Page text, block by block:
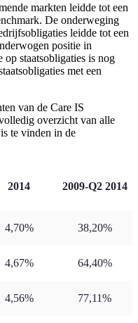
markten leidde tot een
De onderweging
leidde tot een
positie in
op staatsobligaties is nog
met een
van de Care IS
overzicht van alle
te vinden in de
2014 2009-Q2 2014
4,70% 38,20%
4,67% 64,40%
4,56% 77,11%